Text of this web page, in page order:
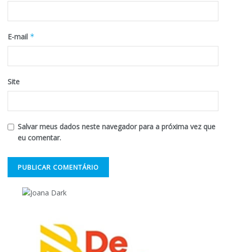
E-mail *
Site
Salvar meus dados neste navegador para a próxima vez que
eu comentar.